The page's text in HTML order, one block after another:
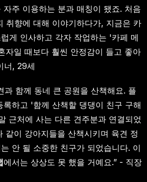
자주 이용하는 분과 매칭이 됐죠. 처음
취향에 대해 이야기하다가, 지금은 카
게 인사하고 각자 작업하는 '카페 메
자일 때보다 훨씬 안정감이 들고 좋아
너, 29세
과 함께 동네 큰 공원을 산책해요. 플
록하고 '함께 산책할 댕댕이 친구 구해
근처에 사는 다른 견주분과 연결되었
같이 강아지들을 산책시키며 육견 정
안 될 소중한 친구가 되었습니다. 이
에서는 상상도 못 했을 거예요.” - 직장